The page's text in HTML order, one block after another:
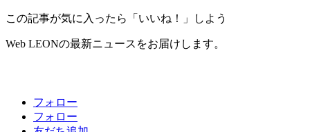
この記事が気に入ったら「いいね！」しよう
Web LEONの最新ニュースをお届けします。
フォロー
フォロー